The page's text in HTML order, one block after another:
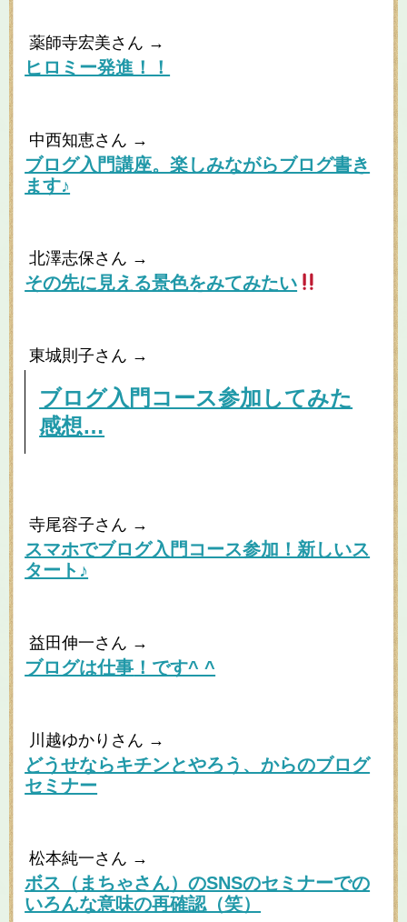
薬師寺宏美さん →
ヒロミー発進！！
中西知恵さん →
ブログ入門講座。楽しみながらブログ書き
ます♪
北澤志保さん →
その先に見える景色をみてみたい
東城則子さん →
ブログ入門コース参加してみた
感想…
寺尾容子さん →
スマホでブログ入門コース参加！新しいス
タート♪
益田伸一さん →
ブログは仕事 ！です^ ^
川越ゆかりさん →
どうせならキチンとやろう、からのブログ
セミナー
松本純一さん →
ボス（まちゃさん）のSNSのセミナーでの
いろんな意味の再確認（笑）